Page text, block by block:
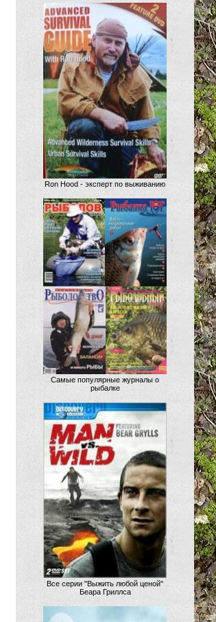
Ron Hood - эксперт по выживанию
Самые популярные журналы о
рыбалке
Все серии "Выжить любой ценой"
Беара Гриллса